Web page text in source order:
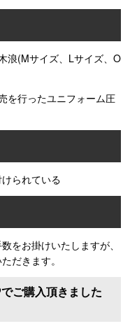
浪(Mサイズ、Lサイズ、O
を行ったユニフォーム圧
られている
をお掛けいたしますが、
だきます。
ご購入頂きました